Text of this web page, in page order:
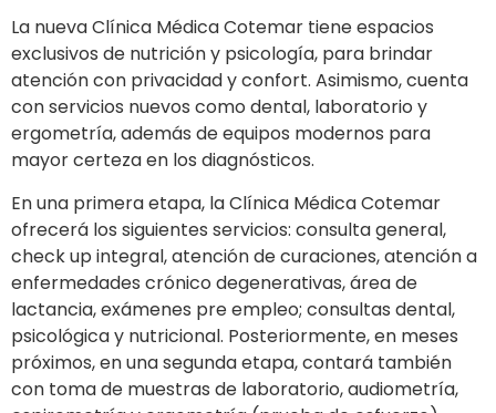
La nueva Clínica Médica Cotemar tiene espacios
exclusivos de nutrición y psicología, para brindar
atención con privacidad y confort. Asimismo, cuenta
con servicios nuevos como dental, laboratorio y
ergometría, además de equipos modernos para
mayor certeza en los diagnósticos.
En una primera etapa, la Clínica Médica Cotemar
ofrecerá los siguientes servicios: consulta general,
check up integral, atención de curaciones, atención a
enfermedades crónico degenerativas, área de
lactancia, exámenes pre empleo; consultas dental,
psicológica y nutricional. Posteriormente, en meses
próximos, en una segunda etapa, contará también
con toma de muestras de laboratorio, audiometría,